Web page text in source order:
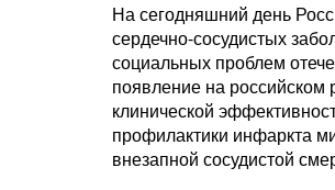
На сегодняшний день
сердечно-сосудистых
социальных проблем
появление на российском
клинической
профилактики инфаркта
внезапной сосудистой